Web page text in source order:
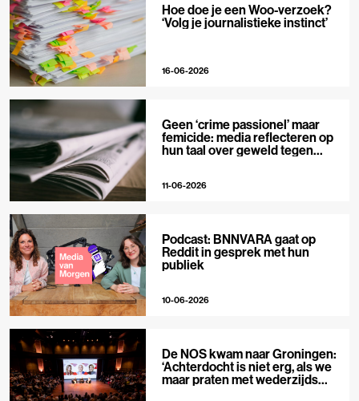
Hoe doe je een Woo-verzoek?
‘Volg je journalistieke instinct’
16-06-2026
Geen ‘crime passionel’ maar
femicide: media reflecteren op
hun taal over geweld tegen
11-06-2026
Podcast: BNNVARA gaat op
Reddit in gesprek met hun
publiek
10-06-2026
De NOS kwam naar Groningen:
‘Achterdocht is niet erg, als we
maar praten met wederzijds